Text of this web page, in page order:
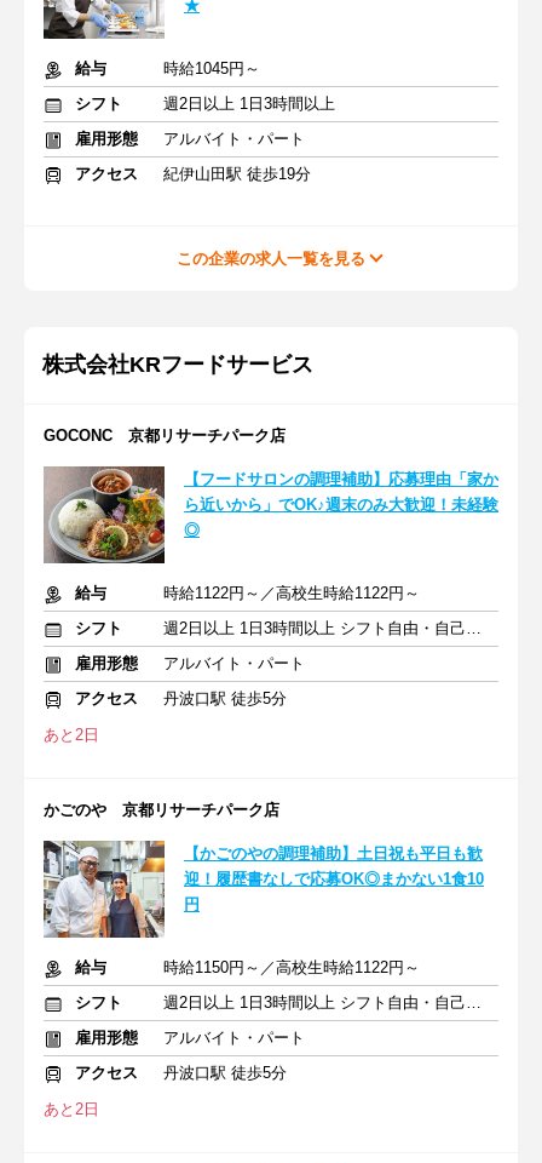
★
給与
時給1045円～
シフト
週2日以上 1日3時間以上
雇用形態
アルバイト・パート
アクセス
紀伊山田駅 徒歩19分
この企業の求人一覧を見る
株式会社KRフードサービス
GOCONC 京都リサーチパーク店
【フードサロンの調理補助】応募理由「家か
ら近いから」でOK♪週末のみ大歓迎！未経験
◎
給与
時給1122円～／高校生時給1122円～
シフト
週2日以上 1日3時間以上 シフト自由・自己申告
雇用形態
アルバイト・パート
アクセス
丹波口駅 徒歩5分
あと2日
かごのや 京都リサーチパーク店
【かごのやの調理補助】土日祝も平日も歓
迎！履歴書なしで応募OK◎まかない1食10
円
給与
時給1150円～／高校生時給1122円～
シフト
週2日以上 1日3時間以上 シフト自由・自己申告
雇用形態
アルバイト・パート
アクセス
丹波口駅 徒歩5分
あと2日